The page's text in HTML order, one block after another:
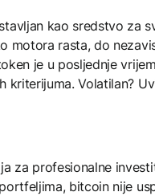
kao sredstvo za
motora rasta, do
je u posljednje
kriterijuma. Volatilan?
za profesionalne
bitcoin nije